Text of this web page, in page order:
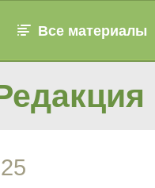
Все материалы